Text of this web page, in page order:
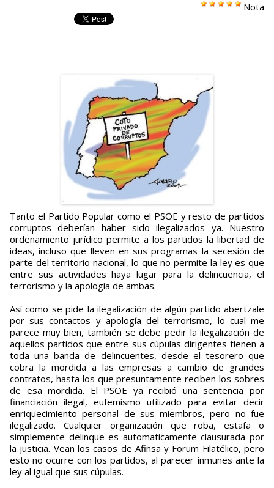
Nota
Tanto el Partido Popular como el PSOE y resto de partidos
corruptos deberían haber sido ilegalizados ya. Nuestro
ordenamiento jurídico permite a los partidos la libertad de
ideas, incluso que lleven en sus programas la secesión de
parte del territorio nacional, lo que no permite la ley es que
entre sus actividades haya lugar para la delincuencia, el
terrorismo y la apología de ambas.
Así como se pide la ilegalización de algún partido abertzale
por sus contactos y apología del terrorismo, lo cual me
parece muy bien, también se debe pedir la ilegalización de
aquellos partidos que entre sus cúpulas dirigentes tienen a
toda una banda de delincuentes, desde el tesorero que
cobra la mordida a las empresas a cambio de grandes
contratos, hasta los que presuntamente reciben los sobres
de esa mordida. El PSOE ya recibió una sentencia por
financiación ilegal, eufemismo utilizado para evitar decir
enriquecimiento personal de sus miembros, pero no fue
ilegalizado. Cualquier organización que roba, estafa o
simplemente delinque es automaticamente clausurada por
la justicia. Vean los casos de Afinsa y Forum Filatélico, pero
esto no ocurre con los partidos, al parecer inmunes ante la
ley al igual que sus cúpulas.